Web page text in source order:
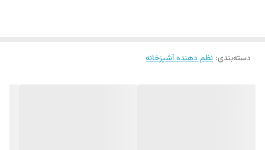
دسته‌بندی: نظم دهنده آشپزخانه